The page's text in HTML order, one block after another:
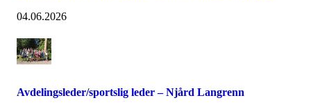
04.06.2026
Avdelingsleder/sportslig leder – Njård Langrenn